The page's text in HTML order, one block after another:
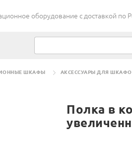
оборудование c доставкой по
ШКАФЫ АКСЕССУАРЫ ДЛЯ
Полка в